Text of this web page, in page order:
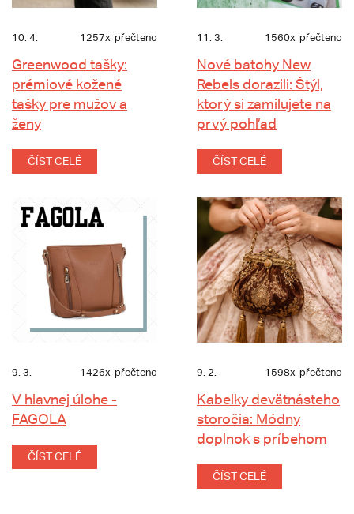
10. 4. 1257x přečteno
Greenwood tašky:
prémiové kožené
tašky pre mužov a
ženy
ČÍST CELÉ
11. 3. 1560x přečteno
Nové batohy New
Rebels dorazili: Štýl,
ktorý si zamilujete na
prvý pohľad
ČÍST CELÉ
9. 3. 1426x přečteno
V hlavnej úlohe -
FAGOLA
ČÍST CELÉ
9. 2. 1598x přečteno
Kabelky devätnásteho
storočia: Módny
doplnok s príbehom
ČÍST CELÉ